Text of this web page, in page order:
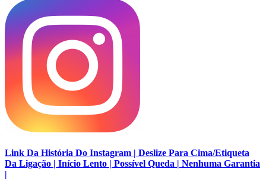
Link Da História Do Instagram | Deslize Para Cima/Etiqueta
Da Ligação | Início Lento | Possível Queda | Nenhuma Garantia
|